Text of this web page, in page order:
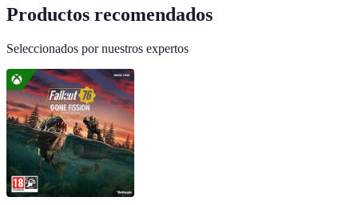
Productos recomendados
Seleccionados por nuestros expertos